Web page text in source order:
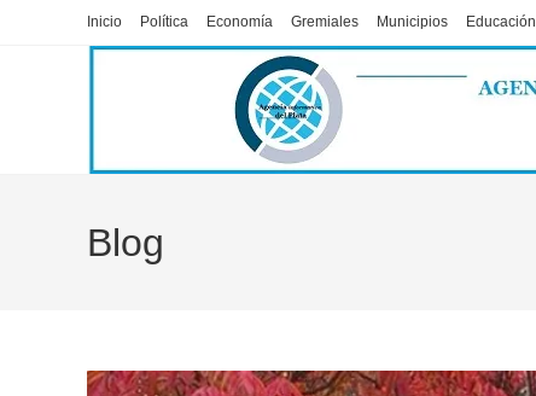
Inicio Política Economía Gremiales Municipios Educación
Blog